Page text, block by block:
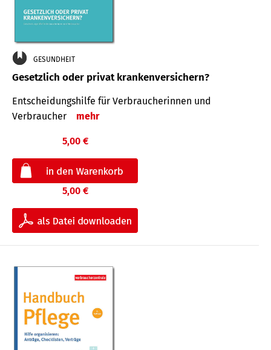
GESUNDHEIT
Gesetzlich oder privat krankenversichern?
Entscheidungshilfe für Verbraucherinnen und
Verbraucher
mehr
5,00 €
5,00 €